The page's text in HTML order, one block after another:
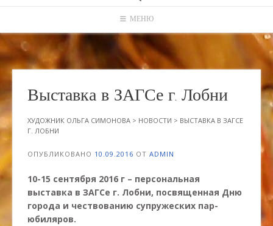
МЕНЮ
Выставка в ЗАГСе г. Лобни
ХУДОЖНИК ОЛЬГА СИМОНОВА > НОВОСТИ > ВЫСТАВКА В ЗАГСЕ
Г. ЛОБНИ
ОПУБЛИКОВАНО 10.09.2016 ОТ ADMIN
10-15 сентября 2016 г – персональная
выставка в ЗАГСе г. Лобни, посвященная Дню
города и чествованию супружеских пар-
юбиляров.